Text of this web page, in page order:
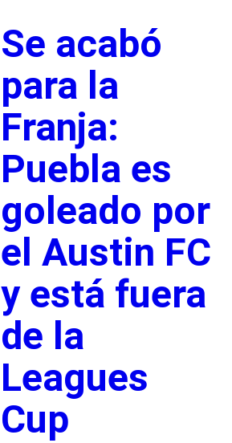
Se acabó
para la
Franja:
Puebla es
goleado por
el Austin FC
y está fuera
de la
Leagues
Cup